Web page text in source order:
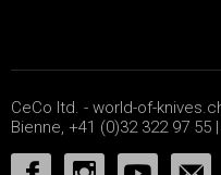
CeCo ltd. - world-of-
Bienne, +41 (0)32 322 97 55 |